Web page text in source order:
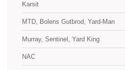
Karsit
MTD, Bolens Gutbrod, Yard-Man
Murray, Sentinel, Yard King
NAC